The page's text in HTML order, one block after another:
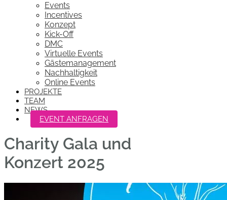
Events
Incentives
Konzept
Kick-Off
DMC
Virtuelle Events
Gästemanagement
Nachhaltigkeit
Online Events
PROJEKTE
TEAM
NEWS
EVENT ANFRAGEN
Charity Gala und
Konzert 2025